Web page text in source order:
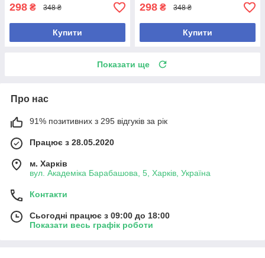
298 ₴ 348 ₴
Купити
298 ₴ 348 ₴
Купити
Показати ще
Про нас
91% позитивних з 295 відгуків за рік
Працює з 28.05.2020
м. Харків
вул. Академіка Барабашова, 5, Харків, Україна
Контакти
Сьогодні працює з 09:00 до 18:00
Показати весь графік роботи